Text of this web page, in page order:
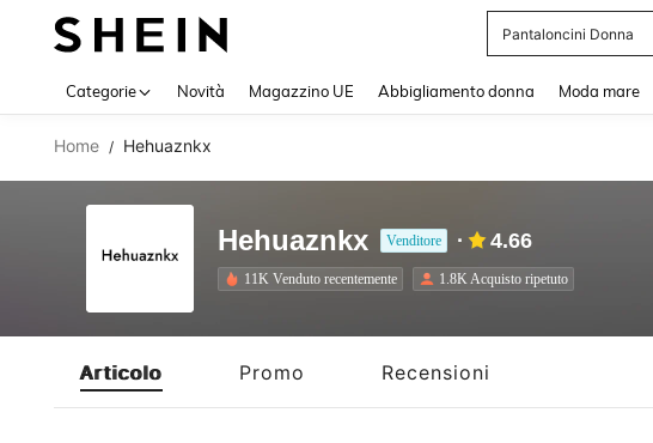
Pantaloncini Donna
Categorie Novità Magazzino UE Abbigliamento donna Moda mare
Home / Hehuaznkx
Hehuaznkx Venditore 4.66
11K Venduto recentemente 1.8K Acquisto ripetuto
Articolo Promo Recensioni